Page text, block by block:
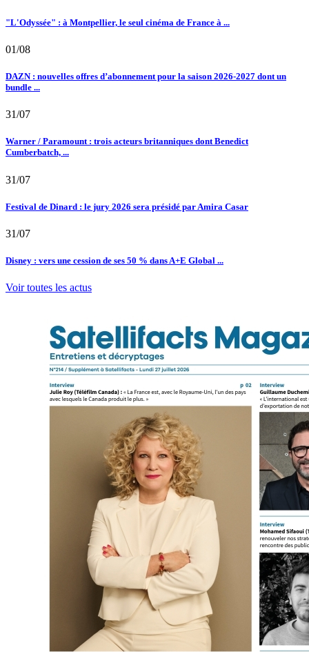
"L'Odyssée" : à Montpellier, le seul cinéma de France à ...
01/08
DAZN : nouvelles offres d’abonnement pour la saison 2026-2027 dont un
bundle ...
31/07
Warner / Paramount : trois acteurs britanniques dont Benedict
Cumberbatch, ...
31/07
Festival de Dinard : le jury 2026 sera présidé par Amira Casar
31/07
Disney : vers une cession de ses 50 % dans A+E Global ...
Voir toutes les actus